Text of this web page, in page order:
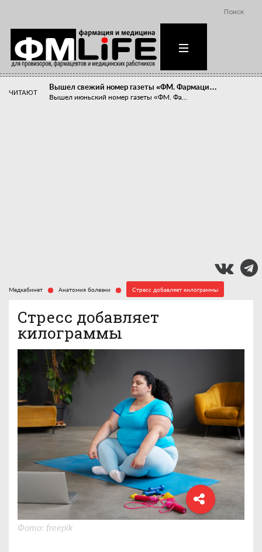
Поиск
ЧИТАЮТ
Вышел свежий номер газеты «ФМ. Фармаци…
Вышел июньский номер газеты «ФМ. Фа...
Медкабинет Анатомия болезни Стресс добавляет килограммы
Стресс добавляет
килограммы
Фото: freepik